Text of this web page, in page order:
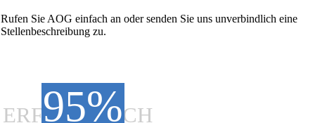
Rufen Sie AOG einfach an oder senden Sie uns unverbindlich eine
Stellenbeschreibung zu.
ERFOLGREICH
95%